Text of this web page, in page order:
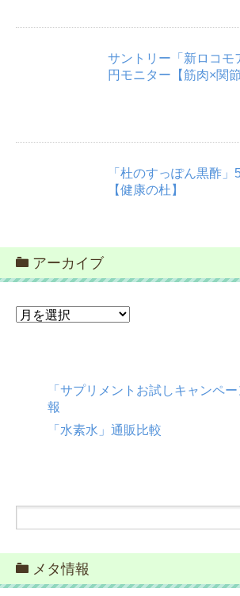
サントリー「新ロコモ
円モニター【筋肉×関節
「杜のすっぽん黒酢
【健康の杜】
アーカイブ
ア
「サプリメントお試しキャンペ
報
「水素水」通販比較
メタ情報